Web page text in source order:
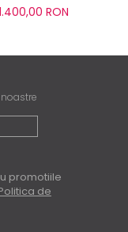
RON
promotiile
de